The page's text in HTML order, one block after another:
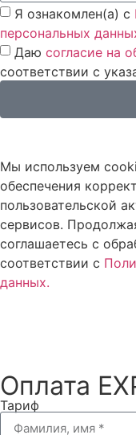
Я ознакомлен(а) с
персональных
Даю согласие на
соответствии с
Мы используем
обеспечения
пользовательской
сервисов.
соглашаетесь с
соответствии с
данных.
Оплата
Тариф